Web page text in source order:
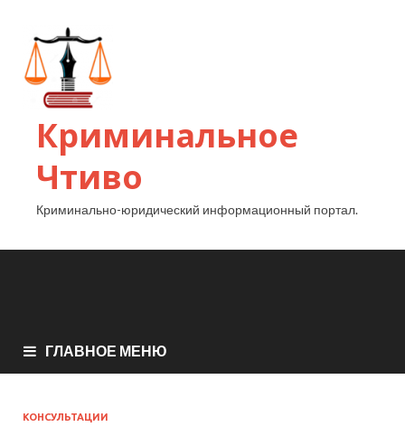
Криминальное
Чтиво
Криминально-юридический информационный портал.
ГЛАВНОЕ МЕНЮ
КОНСУЛЬТАЦИИ